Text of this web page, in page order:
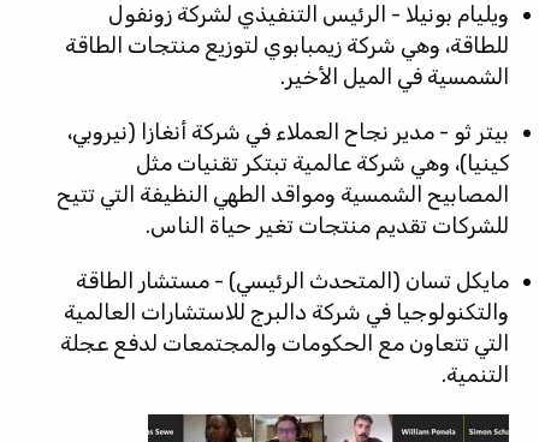
ويليام بونيلا - الرئيس التنفيذي لشركة زونفول
للطاقة، وهي شركة زيمبابوي لتوزيع منتجات الطاقة
الشمسية في الميل الأخير.
بيتر ثو - مدير نجاح العملاء في شركة أنغازا (نيروبي،
كينيا)، وهي شركة عالمية تبتكر تقنيات مثل
المصابيح الشمسية ومواقد الطهي النظيفة التي تتيح
للشركات تقديم منتجات تغير حياة الناس.
مايكل تسان (المتحدث الرئيسي) - مستشار الطاقة
والتكنولوجيا في شركة دالبرج للاستشارات العالمية
التي تتعاون مع الحكومات والمجتمعات لدفع عجلة
التنمية.